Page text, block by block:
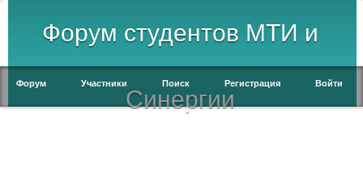
Форум студентов МТИ и
Синергии
Форум Участники Поиск Регистрация Войти